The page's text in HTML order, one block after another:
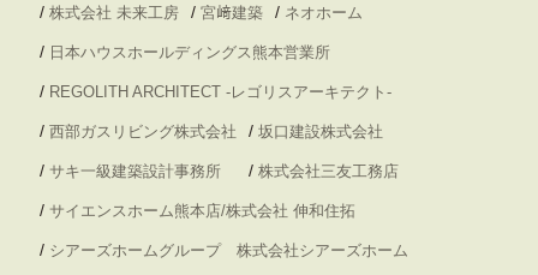
/ 株式会社 未来工房 / 宮﨑建築 / ネオホーム
/ 日本ハウスホールディングス熊本営業所
/ REGOLITH ARCHITECT -レゴリスアーキテクト-
/ 西部ガスリビング株式会社 / 坂口建設株式会社
/ サキ一級建築設計事務所 / 株式会社三友工務店
/ サイエンスホーム熊本店/株式会社 伸和住拓
/ シアーズホームグループ 株式会社シアーズホーム